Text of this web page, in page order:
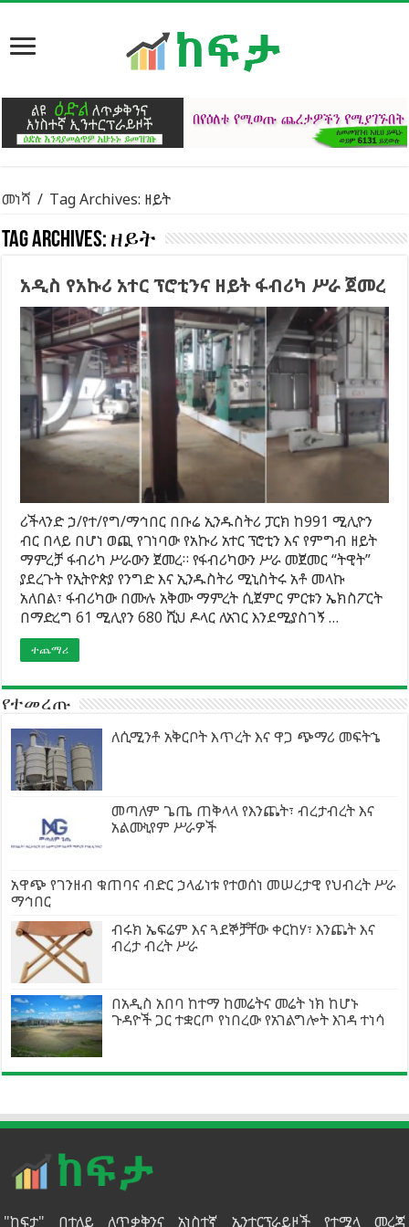
መነሻ / Tag Archives: ዘይት
Tag Archives: ዘይት
አዲስ የአኩሪ አተር ፕሮቲንና ዘይት ፋብሪካ ሥራ ጀመረ
ሪችላንድ ኃ/የተ/የግ/ማኅበር በቡሬ ኢንዱስትሪ ፓርክ ከ991 ሚሊዮን
ብር በላይ በሆነ ወጪ የገነባው የአኩሪ አተር ፕሮቲን እና የምግብ ዘይት
ማምረቻ ፋብሪካ ሥራውን ጀመረ። የፋብሪካውን ሥራ መጀመር “ትዊት”
ያደረጉት የኢትዮጵያ የንግድ እና ኢንዱስትሪ ሚኒስትሩ አቶ መላኩ
አለበል፣ ፋብሪካው በሙሉ አቅሙ ማምረት ሲጀምር ምርቱን ኤክስፖርት
በማድረግ 61 ሚሊየን 680 ሺህ ዶላር ለአገር እንደሚያስገኝ …
ተጨማሪ
የተመረጡ
ለሲሚንቶ አቅርቦት እጥረት እና ዋጋ ጭማሪ መፍትኄ
መጣለም ጌጤ ጠቅላላ የእንጨት፣ ብረታብረት እና
አልሙኒየም ሥራዎች
አዋጭ የገንዘብ ቁጠባና ብድር ኃላፊነቱ የተወሰነ መሠረታዊ የህብረት ሥራ
ማኅበር
ብሩክ ኤፍሬም እና ጓደኞቻቸው ቀርከሃ፣ እንጨት እና
ብረታ ብረት ሥራ
በአዲስ አበባ ከተማ ከመሬትና መሬት ነክ ከሆኑ
ጉዳዮች ጋር ተቋርጦ የነበረው የአገልግሎት እገዳ ተነሳ
"ከፍታ" በተለይ ለጥቃቅንና አነስተኛ ኢንተርፕራይዞች የተሟላ መረጃ